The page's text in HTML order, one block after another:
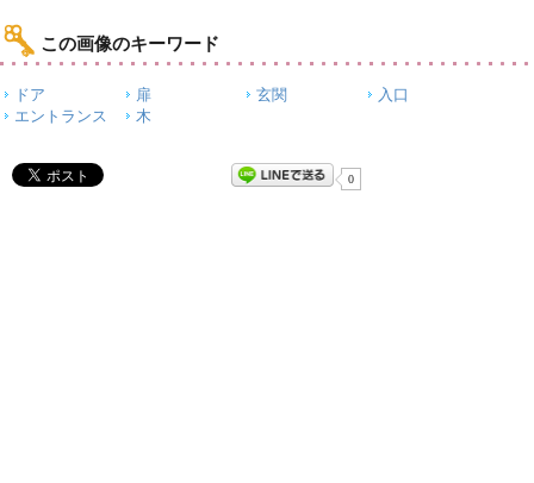
この画像のキーワード
ドア 扉 玄関
入口
エントランス
木
0